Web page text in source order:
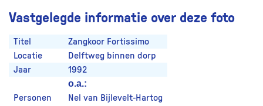
Vastgelegde informatie over deze foto
Titel
Zangkoor Fortissimo
Locatie
Delftweg binnen dorp
Jaar
1992
Personen
o.a.:
Nel van Bijlevelt-Hartog